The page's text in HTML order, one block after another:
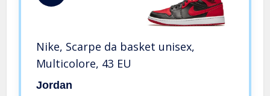
Nike, Scarpe da basket unisex,
Multicolore, 43 EU
Jordan